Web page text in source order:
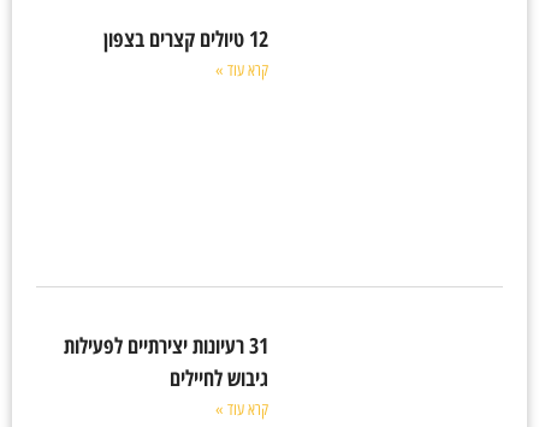
12 טיולים קצרים בצפון
קרא עוד »
31 רעיונות יצירתיים לפעילות
גיבוש לחיילים
קרא עוד »